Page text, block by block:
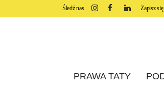
Śledź nas Zapisz
PRAWA TATY